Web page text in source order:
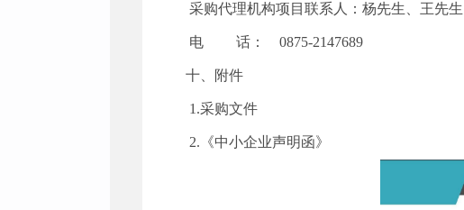
采购代理机构项目联系人：杨先生、王先生
电 话： 0875-2147689
十、附件
1.采购文件
2.《中小企业声明函》